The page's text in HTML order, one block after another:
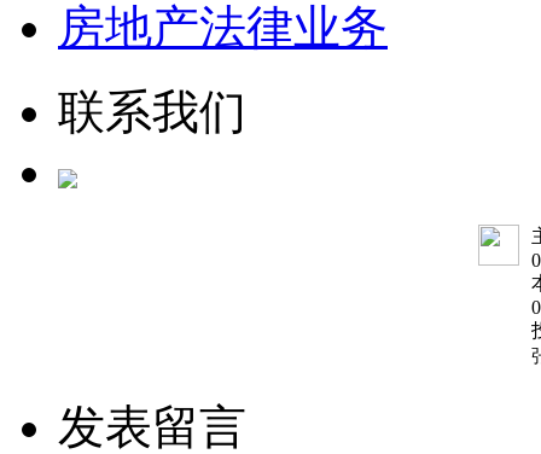
房地产法律业务
联系我们
发表留言